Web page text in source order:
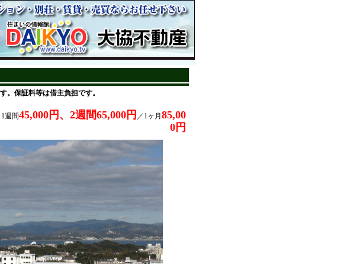
。保証料等は借主負担です。
1週間45,000円、2週間65,000円 ／1ヶ月 85,00
0円